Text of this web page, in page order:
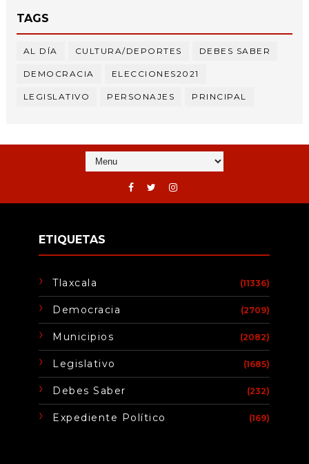
TAGS
AL DÍA CULTURA/DEPORTES DEBES SABER
DEMOCRACIA ELECCIONES2021
LEGISLATIVO PERSONAJES PRINCIPAL
ETIQUETAS
Tlaxcala (11336)
Democracia (2709)
Municipios (2082)
Legislativo (1685)
Debes Saber (232)
Expediente Político (169)